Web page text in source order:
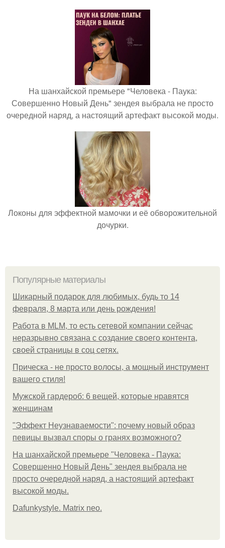
На шанхайской премьере "Человека - Паука:
Совершенно Новый День" зендея выбрала не просто
очередной наряд, а настоящий артефакт высокой моды.
Локоны для эффектной мамочки и её обворожительной
дочурки.
Популярные материалы
Шикарный подарок для любимых, будь то 14
февраля, 8 марта или день рождения!
Работа в MLM, то есть сетевой компании сейчас
неразрывно связана с создание своего контента,
своей страницы в соц сетях.
Прическа - не просто волосы, а мощный инструмент
вашего стиля!
Мужской гардероб: 6 вещей, которые нравятся
женщинам
"Эффект Неузнаваемости": почему новый образ
певицы вызвал споры о гранях возможного?
На шанхайской премьере "Человека - Паука:
Совершенно Новый День" зендея выбрала не
просто очередной наряд, а настоящий артефакт
высокой моды.
Dafunkystyle. Matrix neo.